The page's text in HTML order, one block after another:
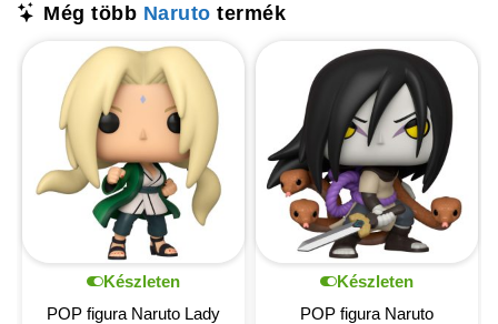
Még több Naruto termék
Készleten
POP figura Naruto Lady
Készleten
POP figura Naruto